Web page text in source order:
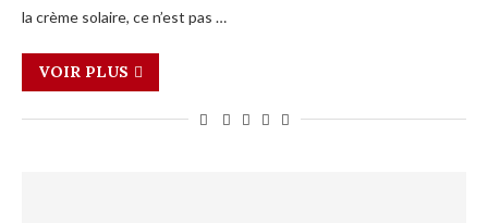
la crème solaire, ce n’est pas …
VOIR PLUS